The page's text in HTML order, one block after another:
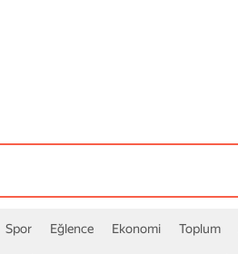
Spor Eğlence Ekonomi Toplum